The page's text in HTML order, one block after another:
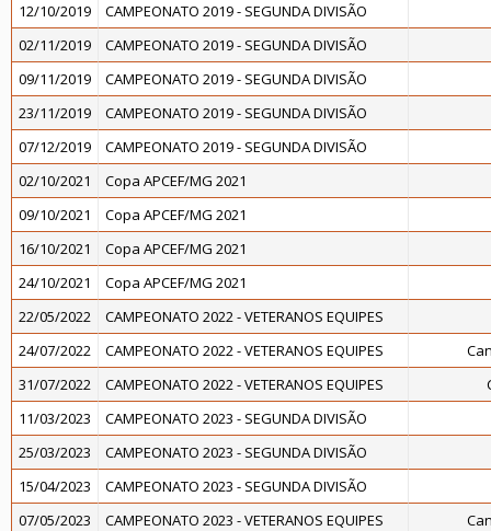
12/10/2019
CAMPEONATO 2019 - SEGUNDA DIVISÃO
02/11/2019
CAMPEONATO 2019 - SEGUNDA DIVISÃO
09/11/2019
CAMPEONATO 2019 - SEGUNDA DIVISÃO
23/11/2019
CAMPEONATO 2019 - SEGUNDA DIVISÃO
07/12/2019
CAMPEONATO 2019 - SEGUNDA DIVISÃO
02/10/2021
Copa APCEF/MG 2021
09/10/2021
Copa APCEF/MG 2021
16/10/2021
Copa APCEF/MG 2021
24/10/2021
Copa APCEF/MG 2021
22/05/2022
CAMPEONATO 2022 - VETERANOS EQUIPES
24/07/2022
CAMPEONATO 2022 - VETERANOS EQUIPES
31/07/2022
CAMPEONATO 2022 - VETERANOS EQUIPES
11/03/2023
CAMPEONATO 2023 - SEGUNDA DIVISÃO
25/03/2023
CAMPEONATO 2023 - SEGUNDA DIVISÃO
15/04/2023
CAMPEONATO 2023 - SEGUNDA DIVISÃO
07/05/2023
CAMPEONATO 2023 - VETERANOS EQUIPES